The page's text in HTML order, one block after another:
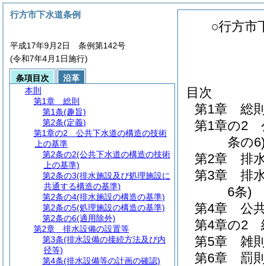
○行方市
目次
第1章
総
第1章の2
条の
第2章
排
第3章
排
6条)
第4章
公
第4章の2
第5章
雑
第6章
罰
行方市下水道条例
平成17年9月2日 条例第142号
(令和7年4月1日施行)
条項目次
沿革
本則
第1章
総則
第1条(趣旨)
第2条(定義)
第1章の2
公共下水道の構造の技術
上の基準
第2条の2(公共下水道の構造の技術
上の基準)
第2条の3(排水施設及び処理施設に
共通する構造の基準)
第2条の4(排水施設の構造の基準)
第2条の5(処理施設の構造の基準)
第2条の6(適用除外)
第2章
排水設備の設置等
第3条(排水設備の接続方法及び内
径等)
第4条(排水設備等の計画の確認)